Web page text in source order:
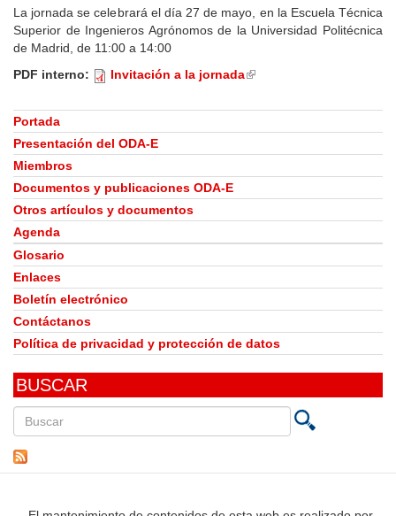
La jornada se celebrará el día 27 de mayo, en la Escuela Técnica
Superior de Ingenieros Agrónomos de la Universidad Politécnica
de Madrid, de 11:00 a 14:00
PDF interno:
Invitación a la jornada(link
external)
Portada
Presentación del ODA-E
Miembros
Documentos y publicaciones ODA-E
Otros artículos y documentos
Agenda
Glosario
Enlaces
Boletín electrónico
Contáctanos
Política de privacidad y protección de datos
BUSCAR
en